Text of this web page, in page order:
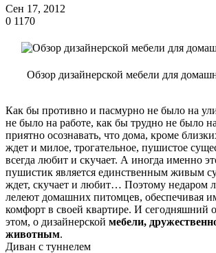
Сен 17, 2012
0 1170
Обзор дизайнерской мебели для
Как бы противно и пасмурно не было на
не было на работе, как бы трудно не было на
приятно осознавать, что дома, кроме
ждет и милое, трогательное, пушистое
всегда любит и скучает. А иногда именно
пушистик является единственным живым
ждет, скучает и любит… Поэтому недаром
лелеют домашних питомцев, обеспечивая
комфорт в своей квартире. И сегодняшний
этом, о дизайнерской мебели,
животным.
Диван с туннелем